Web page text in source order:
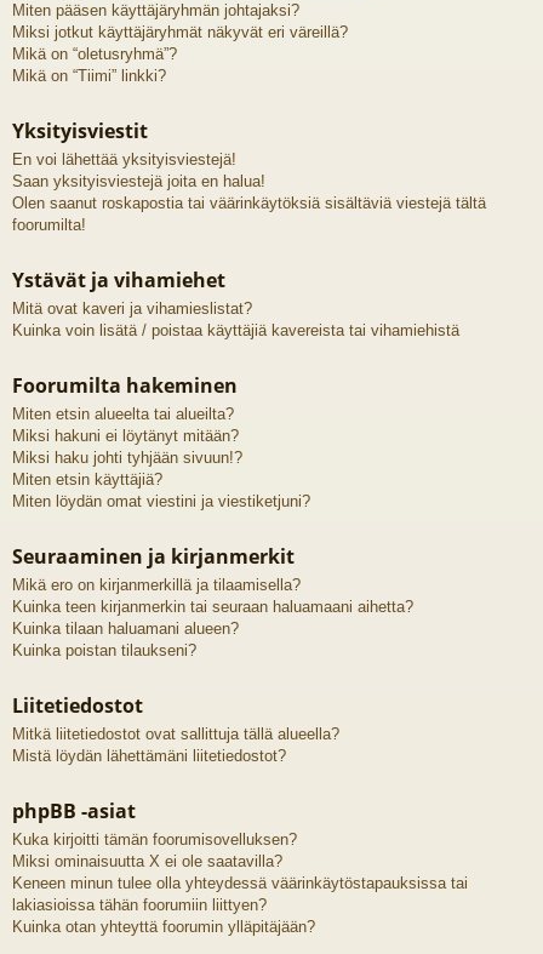
Miten pääsen käyttäjäryhmän johtajaksi?
Miksi jotkut käyttäjäryhmät näkyvät eri väreillä?
Mikä on “oletusryhmä”?
Mikä on “Tiimi” linkki?
Yksityisviestit
En voi lähettää yksityisviestejä!
Saan yksityisviestejä joita en halua!
Olen saanut roskapostia tai väärinkäytöksiä sisältäviä viestejä tältä
foorumilta!
Ystävät ja vihamiehet
Mitä ovat kaveri ja vihamieslistat?
Kuinka voin lisätä / poistaa käyttäjiä kavereista tai vihamiehistä
Foorumilta hakeminen
Miten etsin alueelta tai alueilta?
Miksi hakuni ei löytänyt mitään?
Miksi haku johti tyhjään sivuun!?
Miten etsin käyttäjiä?
Miten löydän omat viestini ja viestiketjuni?
Seuraaminen ja kirjanmerkit
Mikä ero on kirjanmerkillä ja tilaamisella?
Kuinka teen kirjanmerkin tai seuraan haluamaani aihetta?
Kuinka tilaan haluamani alueen?
Kuinka poistan tilaukseni?
Liitetiedostot
Mitkä liitetiedostot ovat sallittuja tällä alueella?
Mistä löydän lähettämäni liitetiedostot?
phpBB -asiat
Kuka kirjoitti tämän foorumisovelluksen?
Miksi ominaisuutta X ei ole saatavilla?
Keneen minun tulee olla yhteydessä väärinkäytöstapauksissa tai
lakiasioissa tähän foorumiin liittyen?
Kuinka otan yhteyttä foorumin ylläpitäjään?